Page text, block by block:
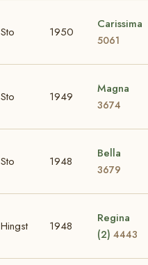
Sto 1950
Carissima
5061
Sto 1949
Magna
3674
Sto 1948
Bella
3679
Hingst 1948
Regina
(2) 4443